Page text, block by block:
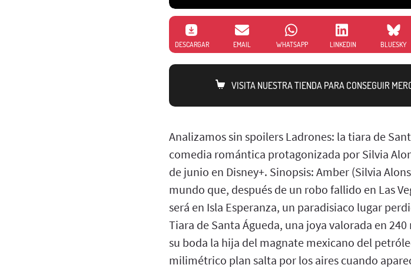
DESCARGAR EMAIL WHATSAPP LINKEDIN BLUESKY
VISITA NUESTRA TIENDA PARA CONSEGUIR
Analizamos sin spoilers Ladrones: la tiara de
comedia romántica protagonizada por Silvia
de junio en Disney+. Sinopsis: Amber (Silvia
mundo que, después de un robo fallido en Las
será en Isla Esperanza, un paradisiaco lugar
Tiara de Santa Águeda, una joya valorada en
su boda la hija del magnate mexicano del
milimétrico plan salta por los aires cuando